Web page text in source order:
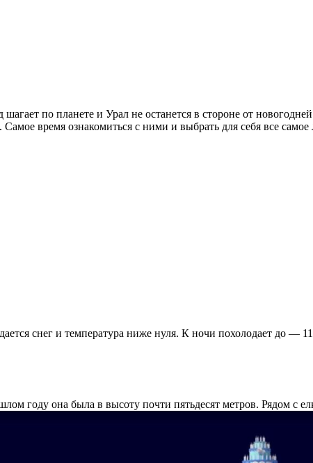
по планете и Урал не останется в стороне от
время ознакомиться с ними и выбрать для себя все самое
снег и температура ниже нуля. К ночи похолодает до —
году она была в высоту почти пятьдесят метров. Рядом с